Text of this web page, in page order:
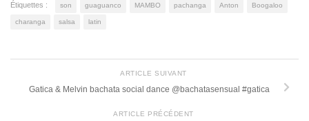
Étiquettes : son guaguanco MAMBO pachanga Anton Boogaloo
charanga salsa latin
ARTICLE SUIVANT
Gatica & Melvin bachata social dance @bachatasensual #gatica
ARTICLE PRÉCÉDENT